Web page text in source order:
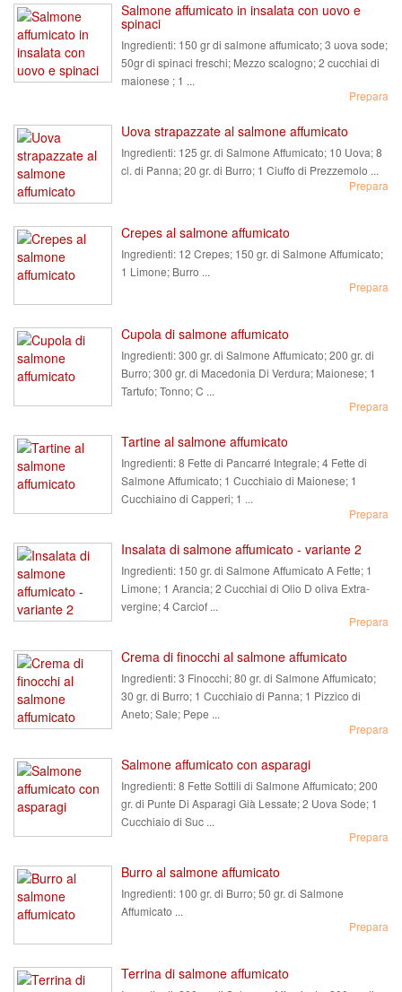
Salmone affumicato in insalata con uovo e
spinaci
Ingredienti: 150 gr di salmone affumicato; 3 uova sode;
50gr di spinaci freschi; Mezzo scalogno; 2 cucchiai di
maionese ; 1 ...
Prepara
Uova strapazzate al salmone affumicato
Ingredienti: 125 gr. di Salmone Affumicato; 10 Uova; 8
cl. di Panna; 20 gr. di Burro; 1 Ciuffo di Prezzemolo ...
Prepara
Crepes al salmone affumicato
Ingredienti: 12 Crepes; 150 gr. di Salmone Affumicato;
1 Limone; Burro ...
Prepara
Cupola di salmone affumicato
Ingredienti:300 gr. di Salmone Affumicato; 200 gr. di
Burro; 300 gr. di Macedonia Di Verdura; Maionese; 1
Tartufo; Tonno; C ...
Prepara
Tartine al salmone affumicato
Ingredienti:8 Fette di Pancarré Integrale; 4 Fette di
Salmone Affumicato; 1 Cucchiaio di Maionese; 1
Cucchiaino di Capperi; 1 ...
Prepara
Insalata di salmone affumicato - variante 2
Ingredienti: 150 gr. di Salmone Affumicato A Fette; 1
Limone; 1 Arancia; 2 Cucchiai di Olio D oliva Extra-
vergine; 4 Carciof ...
Prepara
Crema di finocchi al salmone affumicato
Ingredienti:3 Finocchi; 80 gr. di Salmone Affumicato;
30 gr. di Burro; 1 Cucchiaio di Panna; 1 Pizzico di
Aneto; Sale; Pepe ...
Prepara
Salmone affumicato con asparagi
Ingredienti:8 Fette Sottili di Salmone Affumicato; 200
gr. di Punte Di Asparagi Già Lessate; 2 Uova Sode; 1
Cucchiaio di Suc ...
Prepara
Burro al salmone affumicato
Ingredienti: 100 gr. di Burro; 50 gr. di Salmone
Affumicato ...
Prepara
Terrina di salmone affumicato